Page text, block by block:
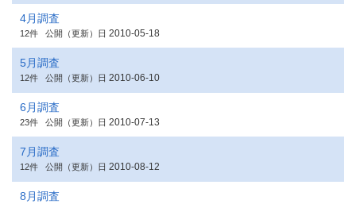
4月調査
12件 公開（更新）日 2010-05-18
5月調査
12件 公開（更新）日 2010-06-10
6月調査
23件 公開（更新）日 2010-07-13
7月調査
12件 公開（更新）日 2010-08-12
8月調査